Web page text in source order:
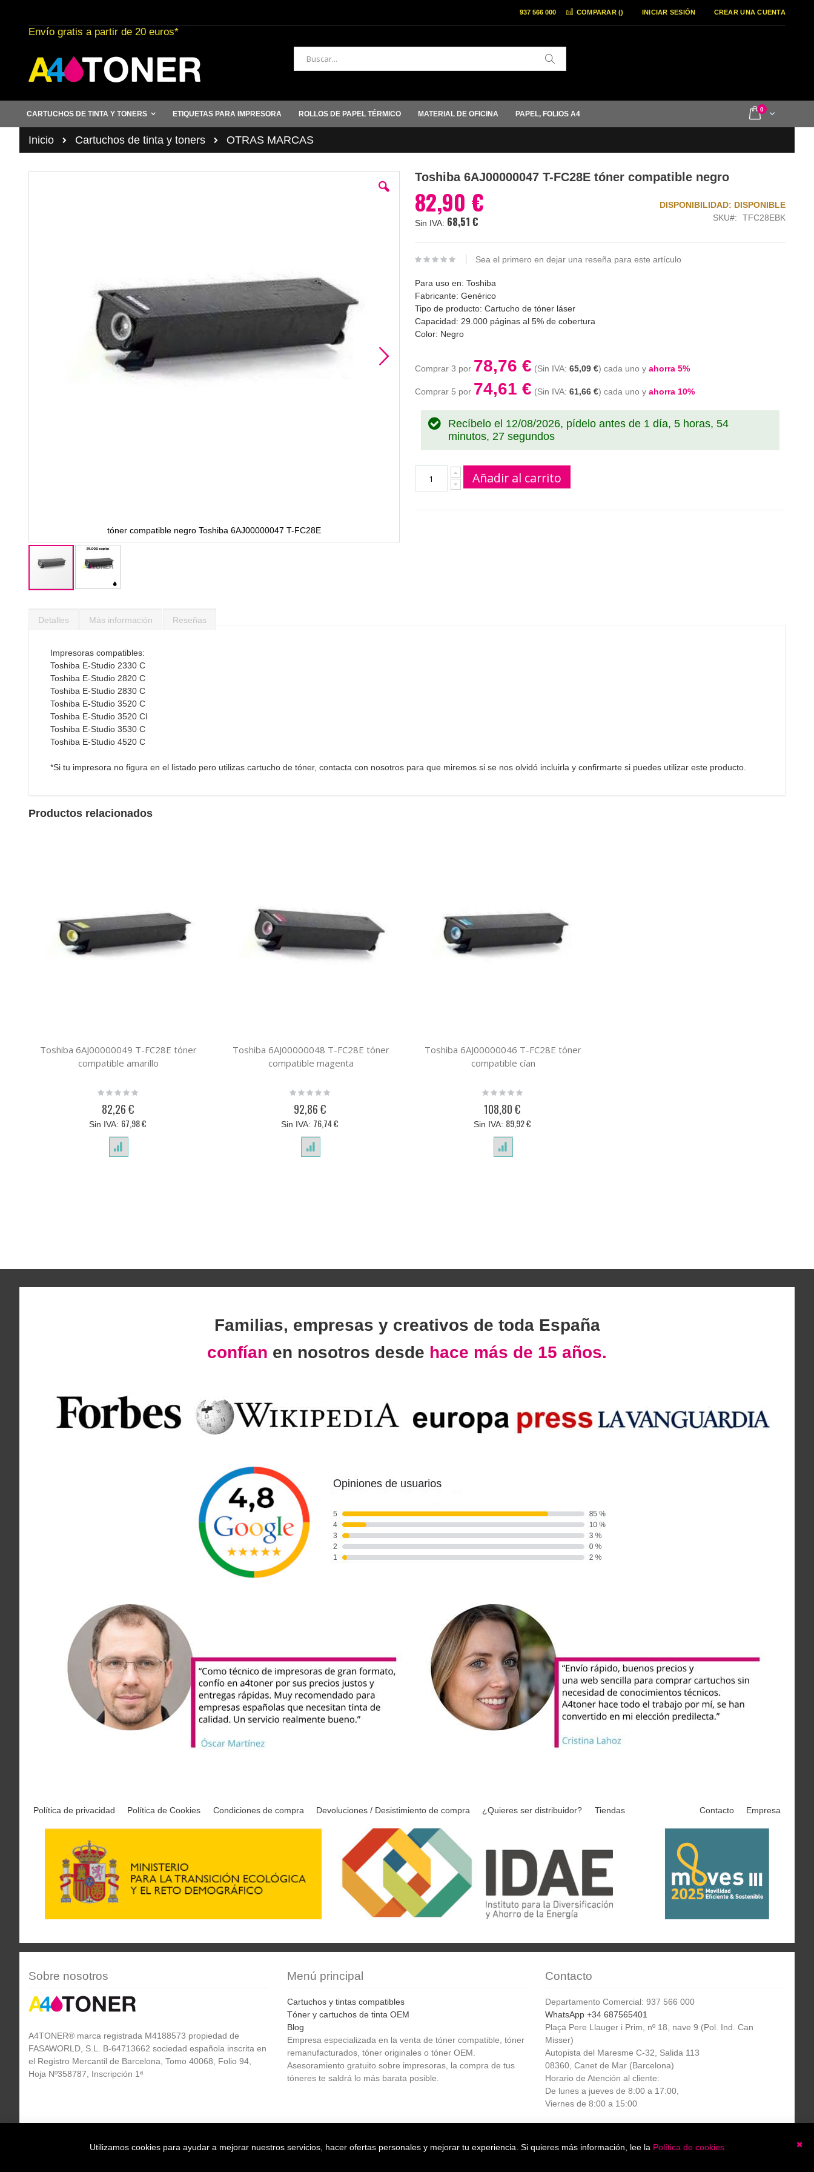
al
contenido
COMPARAR () INICIAR SESIÓN CREAR UNA CUENTA
937 566 000
Envío gratis a partir de 20 euros*
Buscar
Cart
0items
CARTUCHOS DE TINTA Y TONERS ETIQUETAS PARA IMPRESORA ROLLOS DE PAPEL TÉRMICO MATERIAL DE OFICINA PAPEL, FOLIOS A4
Inicio Cartuchos de tinta y toners OTRAS MARCAS
tóner compatible negro Toshiba 6AJ00000047 T-FC28E
comienzo
galería
imágenes
Toshiba 6AJ00000047 T-FC28E tóner compatible negro
82,90 €
68,51 €
DISPONIBILIDAD: DISPONIBLE
SKU
TFC28EBK
Sea el primero en dejar una reseña para este artículo
Para uso en: Toshiba
Fabricante: Genérico
Tipo de producto: Cartucho de tóner láser
Capacidad: 29.000 páginas al 5% de cobertura
Color: Negro
Comprar 3 por 78,76 € 65,09 € cada uno y ahorra 5%
Comprar 5 por 74,61 € 61,66 € cada uno y ahorra 10%
Recíbelo el 12/08/2026, pídelo antes de 1 día, 5 horas, 54
minutos, 26 segundos
Añadir al carrito
Detalles
Impresoras compatibles:
Toshiba E-Studio 2330 C
Toshiba E-Studio 2820 C
Toshiba E-Studio 2830 C
Toshiba E-Studio 3520 C
Toshiba E-Studio 3520 CI
Toshiba E-Studio 3530 C
Toshiba E-Studio 4520 C
*Si tu impresora no figura en el listado pero utilizas cartucho de tóner, contacta con nosotros para que miremos si se nos olvidó incluirla y confirmarte si puedes utilizar este producto.
Más información Reseñas
Productos relacionados
Toshiba 6AJ00000049 T-FC28E tóner
compatible amarillo
Rating:
82,26 €
67,98 €
Toshiba 6AJ00000048 T-FC28E tóner
compatible magenta
Rating:
92,86 €
76,74 €
Toshiba 6AJ00000046 T-FC28E tóner
compatible cían
Rating:
108,80 €
89,92 €
Familias, empresas y creativos de toda España
confían en nosotros desde hace más de 15 años.
Política de privacidad Política de Cookies Condiciones de compra Devoluciones / Desistimiento de compra ¿Quieres ser distribuidor? Tiendas Contacto Empresa
Sobre nosotros
A4TONER® marca registrada M4188573 propiedad de
FASAWORLD, S.L. B-64713662 sociedad española inscrita en
el Registro Mercantil de Barcelona, Tomo 40068, Folio 94,
Hoja Nº358787, Inscripción 1ª
Menú principal
Cartuchos y tintas compatibles
Tóner y cartuchos de tinta OEM
Blog
Empresa especializada en la venta de tóner compatible, tóner
remanufacturados, tóner originales o tóner OEM.
Asesoramiento gratuito sobre impresoras, la compra de tus
tóneres te saldrá lo más barata posible.
Contacto
Departamento Comercial: 937 566 000
WhatsApp +34 687565401
Plaça Pere Llauger i Prim, nº 18, nave 9 (Pol. Ind. Can
Misser)
Autopista del Maresme C-32, Salida 113
08360, Canet de Mar (Barcelona)
Horario de Atención al cliente:
De lunes a jueves de 8:00 a 17:00,
Viernes de 8:00 a 15:00
informativo
Utilizamos cookies para ayudar a mejorar nuestros servicios, hacer ofertas personales y mejorar tu experiencia. Si quieres más información, lee la Política de cookies